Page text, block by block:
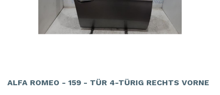
ALFA ROMEO - 159 - TÜR 4-TÜRIG RECHTS VORNE